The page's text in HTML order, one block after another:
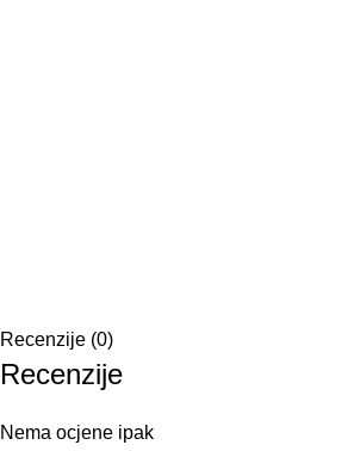
Recenzije (0)
Recenzije
Nema ocjene ipak